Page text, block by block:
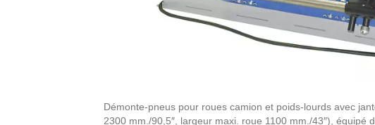
Démonte-pneus pour roues camion et poids-lourds avec
2300 mm./90,5″, largeur maxi. roue 1100 mm./43″), équipé